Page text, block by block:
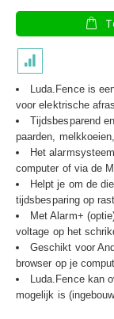
Luda.Fence is
voor elektrische
Tijdsbesparend
paarden,
Het
computer of via de
Helpt je om de
tijdsbesparing op
Met Alarm+
voltage op het
Geschikt voor
browser op je
Luda.Fence kan
mogelijk is